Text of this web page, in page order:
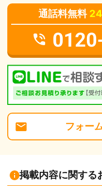
通話料無料
フォー
掲載内容に関する